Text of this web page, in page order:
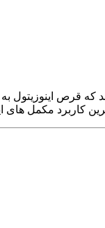
که قرص
مکمل های